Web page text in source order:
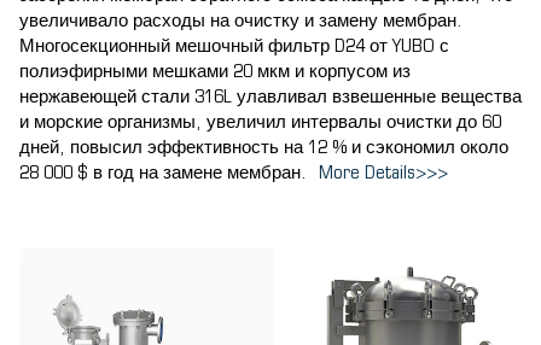
увеличивало расходы на очистку и замену мембран.
Многосекционный мешочный фильтр D24 от YUBO с
полиэфирными мешками 20 мкм и корпусом из
нержавеющей стали 316L улавливал взвешенные вещества
и морские организмы, увеличил интервалы очистки до 60
дней, повысил эффективность на 12 % и сэкономил около
28 000 $ в год на замене мембран.
More Details>>>